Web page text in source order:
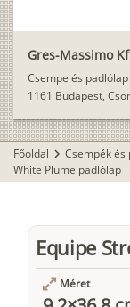
Gres-Massimo
Csempe és
1161 Budapest,
Főoldal chevron_right Csempék és
White Plume padlólap
Equipe
Méret